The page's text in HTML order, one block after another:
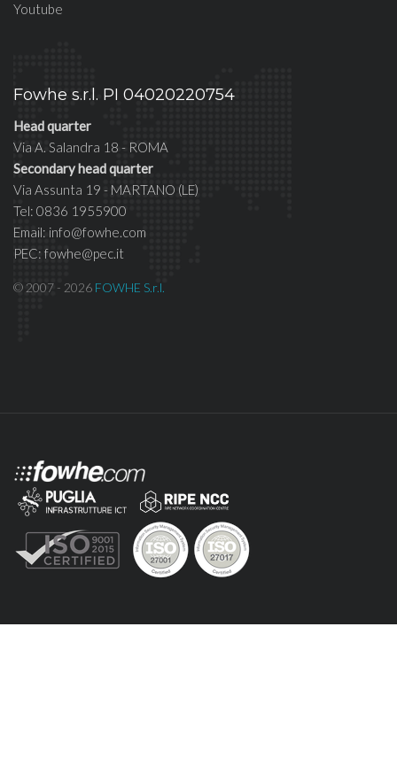
Youtube
Fowhe s.r.l. PI 04020220754
Head quarter
Via A. Salandra 18 - ROMA
Secondary head quarter
Via Assunta 19 - MARTANO (LE)
Tel: 0836 1955900
Email: info@fowhe.com
PEC: fowhe@pec.it
© 2007 - 2026 FOWHE S.r.l.